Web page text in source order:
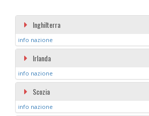
Inghilterra
info nazione
Irlanda
info nazione
Scozia
info nazione